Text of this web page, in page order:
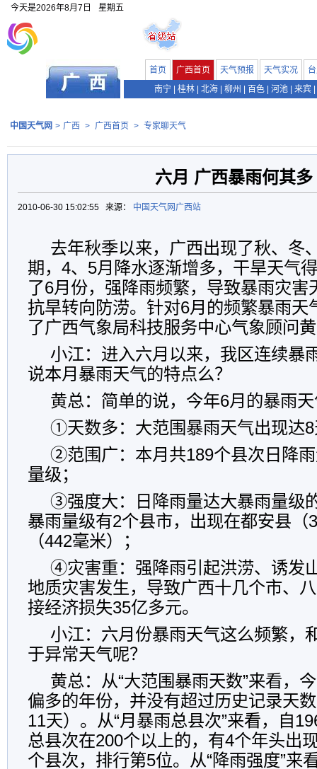
今天是2026年8月7日 星期五
首页 广西首页 天气预报 天气实况
南宁
桂林 北海 柳州 百色 河池 来宾
中国天气网 > 广西 > 广西首页 > 专家聊天气
六月 广西暴雨何其多
2010-06-30 15:02:55 来源： 中国天气网广西站
去年秋季以来，广西出现了秋、冬
期，4、5月降水逐渐增多，干旱天气
了6月份，强降雨频繁，导致暴雨灾害
抗旱转向防涝。针对6月的频繁暴雨天
了广西气象局科技服务中心气象顾问
小江：进入六月以来，我区连续暴
说本月暴雨天气的特点么？
黄总：简单的说，今年6月的暴雨
①天数多：大范围暴雨天气出现达
②范围广：本月共189个县次日降
量级；
③强度大：日降雨量达大暴雨量级
暴雨量级有2个县市，出现在都安县（
（442毫米）；
④灾害重：强降雨引起洪涝、诱发
地质灾害发生，导致广西十几个市、
接经济损失35亿多元。
小江：六月份暴雨天气这么频繁，
于异常天气呢？
黄总：从“大范围暴雨天数”来看，
偏多的年份，并没有超过历史记录天
11天）。从“月暴雨总县次”来看，自
总县次在200个以上的，有4个年头出
个县次，排行第5位。从“降雨强度”来